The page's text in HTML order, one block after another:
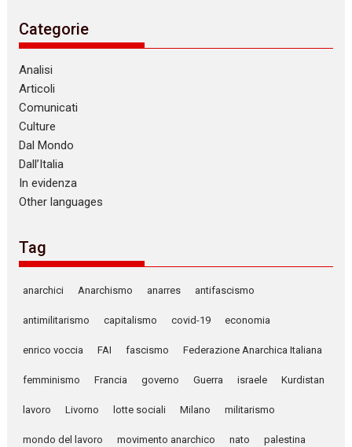
Categorie
Analisi
Articoli
Comunicati
Culture
Dal Mondo
Dall’Italia
In evidenza
Other languages
Tag
anarchici Anarchismo anarres antifascismo
antimilitarismo capitalismo covid-19 economia
enrico voccia FAI fascismo Federazione Anarchica Italiana
femminismo Francia governo Guerra israele Kurdistan
lavoro Livorno lotte sociali Milano militarismo
mondo del lavoro movimento anarchico nato palestina